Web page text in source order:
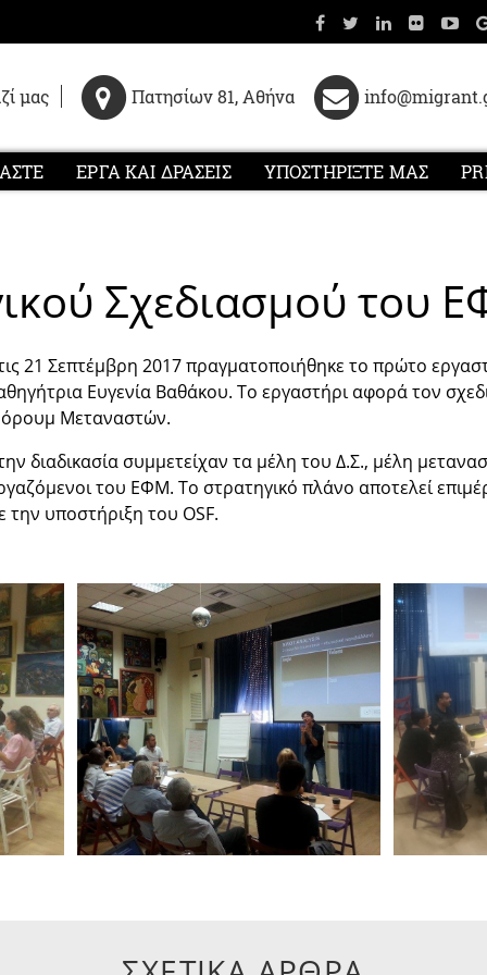
μας Πατησίων 81, Αθήνα
ΕΡΓΑ ΚΑΙ ΔΡΑΣΕΙΣ ΥΠΟΣΤΗΡΙΞΤΕ ΜΑΣ
Σχεδιασμού του
21 Σεπτέμβρη 2017 πραγματοποιήθηκε το πρώτο
Ευγενία Βαθάκου. Το εργαστήρι αφορά τον
Μεταναστών.
διαδικασία συμμετείχαν τα μέλη του Δ.Σ., μέλη
του ΕΦΜ. Το στρατηγικό πλάνο αποτελεί
την υποστήριξη του OSF.